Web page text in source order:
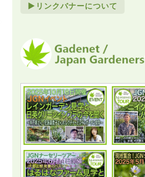
►リンクバナーについて